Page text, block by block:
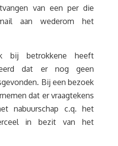
van een per die
aan wederom het
bij betrokkene heeft
dat er nog geen
Bij een bezoek
dat er vraagtekens
nabuurschap c.q. het
in bezit van het